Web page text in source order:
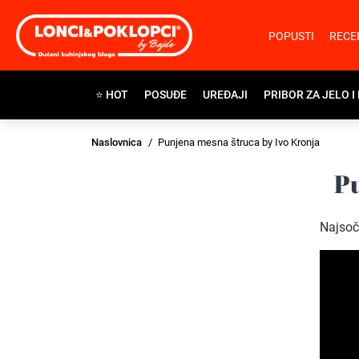
POPUSTI
⭐ HOT POSUĐE UREĐAJI PRIBOR ZA JELO I
Naslovnica Punjena mesna štruca by Ivo Kronja